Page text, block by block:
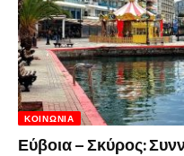
ΚΟΙΝΩΝΊΑ
Εύβοια – Σκύρος: